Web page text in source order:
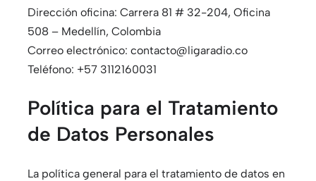
Dirección oficina: Carrera 81 # 32-204, Oficina
508 – Medellín, Colombia
Correo electrónico: contacto@ligaradio.co
Teléfono: +57 3112160031
Política para el Tratamiento
de Datos Personales
La política general para el tratamiento de datos en